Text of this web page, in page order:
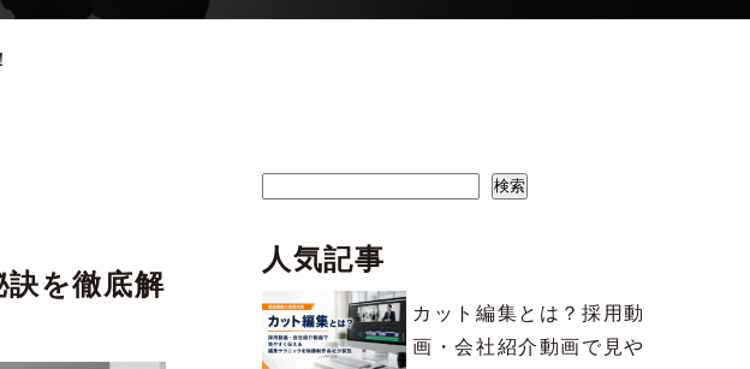
を徹底解
検索
人気記事
カット編集とは？採用動
画・会社紹介動画で見や